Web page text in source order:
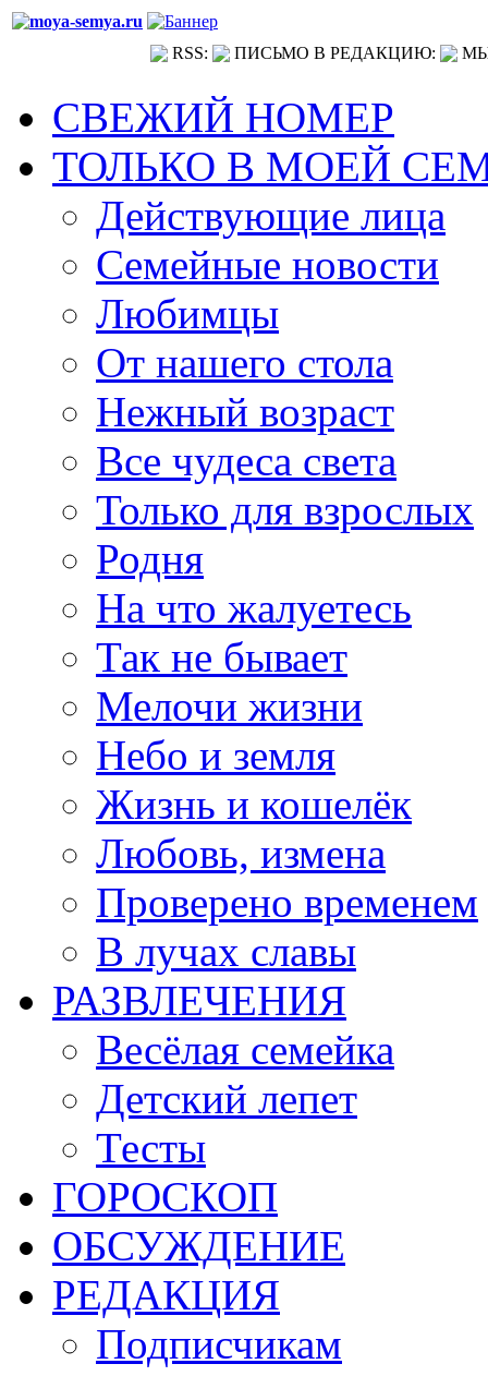
RSS: ПИСЬМО В РЕДАКЦИЮ:
СВЕЖИЙ НОМЕР
ТОЛЬКО В МОЕЙ
Действующие лица
Семейные новости
Любимцы
От нашего стола
Нежный возраст
Все чудеса света
Только для взрослых
Родня
На что жалуетесь
Так не бывает
Мелочи жизни
Небо и земля
Жизнь и кошелёк
Любовь, измена
Проверено временем
В лучах славы
РАЗВЛЕЧЕНИЯ
Весёлая семейка
Детский лепет
Тесты
ГОРОСКОП
ОБСУЖДЕНИЕ
РЕДАКЦИЯ
Подписчикам